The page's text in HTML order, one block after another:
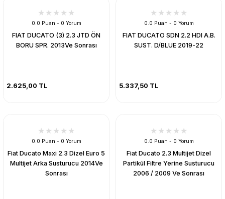
0.0 Puan - 0 Yorum
FIAT DUCATO (3) 2.3 JTD ÖN
BORU SPR. 2013Ve Sonrası
2.625,00 TL
0.0 Puan - 0 Yorum
FIAT DUCATO SDN 2.2 HDI A.B.
SUST. D/BLUE 2019-22
5.337,50 TL
0.0 Puan - 0 Yorum
Fiat Ducato Maxi 2.3 Dizel Euro 5
Multijet Arka Susturucu 2014Ve
Sonrası
0.0 Puan - 0 Yorum
Fiat Ducato 2.3 Multijet Dizel
Partikül Filtre Yerine Susturucu
2006 / 2009 Ve Sonrası